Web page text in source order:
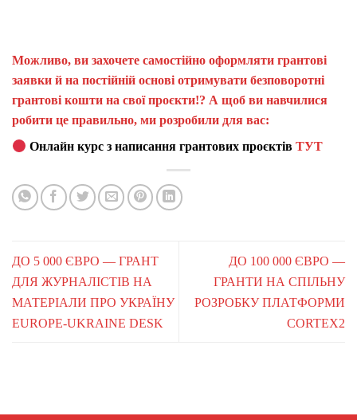
Можливо, ви захочете самостійно оформляти грантові
заявки й на постійній основі отримувати безповоротні
грантові кошти на свої проєкти!? А щоб ви навчилися
робити це правильно, ми розробили для вас:
Онлайн курс з написання грантових проєктівТУТ
ДО 5 000 ЄВРО — ГРАНТ
ДЛЯ ЖУРНАЛІСТІВ НА
МАТЕРІАЛИ ПРО УКРАЇНУ
EUROPE-UKRAINE DESK
ДО 100 000 ЄВРО —
ГРАНТИ НА СПІЛЬНУ
РОЗРОБКУ ПЛАТФОРМИ
CORTEX2